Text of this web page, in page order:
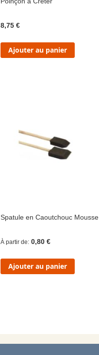
8,75 €
Ajouter au panier
Spatule en Caoutchouc Mousse
À partir de 0,80 €
Ajouter au panier